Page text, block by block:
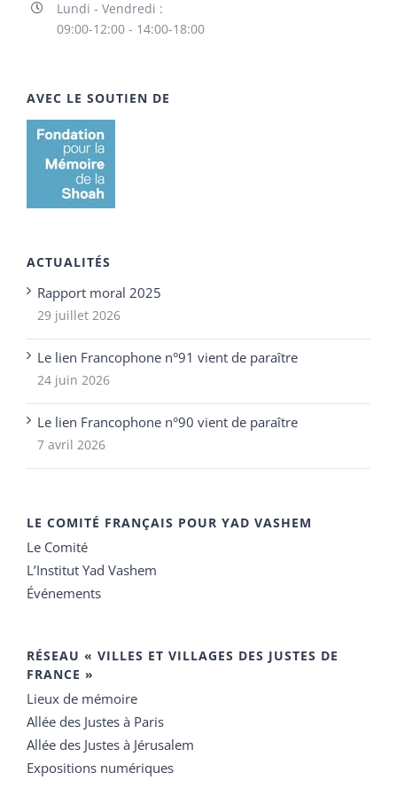
Lundi - Vendredi :
09:00-12:00 - 14:00-18:00
AVEC LE SOUTIEN DE
ACTUALITÉS
Rapport moral 2025
29 juillet 2026
Le lien Francophone n°91 vient de paraître
24 juin 2026
Le lien Francophone n°90 vient de paraître
7 avril 2026
LE COMITÉ FRANÇAIS POUR YAD VASHEM
Le Comité
L’Institut Yad Vashem
Événements
RÉSEAU « VILLES ET VILLAGES DES JUSTES DE
FRANCE »
Lieux de mémoire
Allée des Justes à Paris
Allée des Justes à Jérusalem
Expositions numériques